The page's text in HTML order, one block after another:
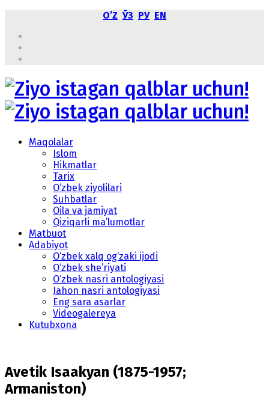
OʼZ ЎЗ РУ EN
Maqolalar
Islom
Hikmatlar
Tarix
O‘zbek ziyolilari
Suhbatlar
Oila va jamiyat
Qiziqarli ma’lumotlar
Matbuot
Adabiyot
O‘zbek xalq og‘zaki ijodi
O‘zbek she’riyati
O‘zbek nasri antologiyasi
Jahon nasri antologiyasi
Eng sara asarlar
Videogalereya
Kutubxona
Avetik Isaakyan (1875-1957;
Armaniston)